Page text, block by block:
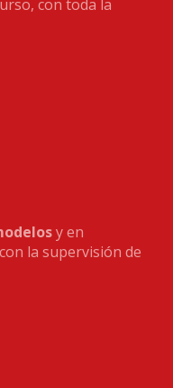
con toda la
y en
la supervisión de